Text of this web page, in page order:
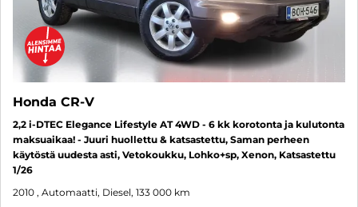
Honda CR-V
2,2 i-DTEC Elegance Lifestyle AT 4WD - 6 kk korotonta ja kulutonta
maksuaikaa! - Juuri huollettu & katsastettu, Saman perheen
käytöstä uudesta asti, Vetokoukku, Lohko+sp, Xenon, Katsastettu
1/26
2010 , Automaatti, Diesel, 133 000 km